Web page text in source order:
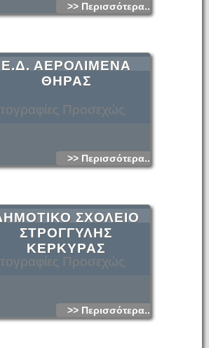
>> Περισσότερα...
Προσεχώς
Ε.Δ. ΑΕΡΟΛΙΜΕΝΑ
ΘΗΡΑΣ
>> Περισσότερα...
Προσεχώς
ΣΧΟΛΕΙΟ
ΣΤΡΟΓΓΥΛΗΣ
ΚΕΡΚΥΡΑΣ
>> Περισσότερα...